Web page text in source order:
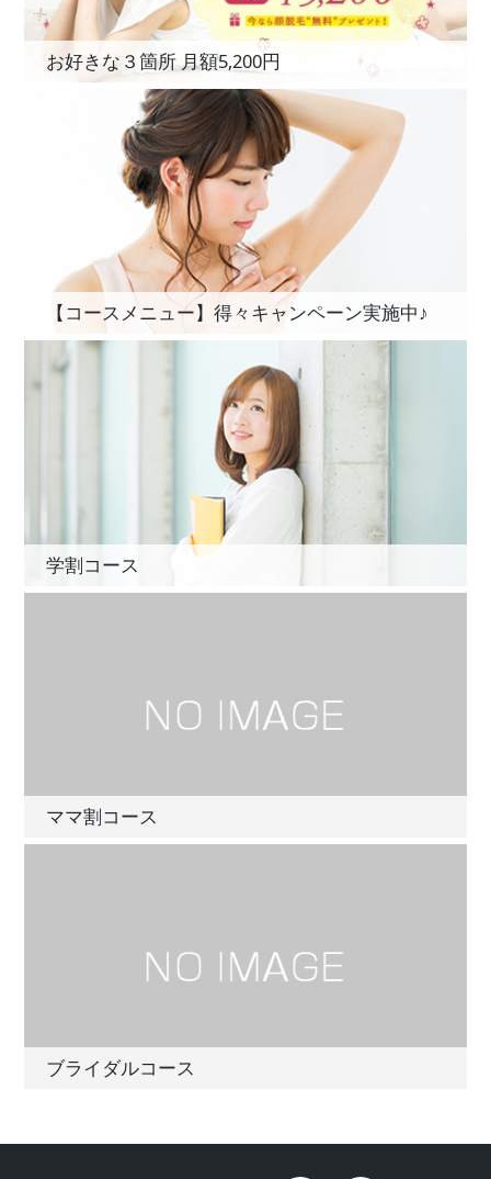
お好きな３箇所 月額5,200円
【コースメニュー】得々キャンペーン実施中♪
学割コース
ママ割コース
ブライダルコース